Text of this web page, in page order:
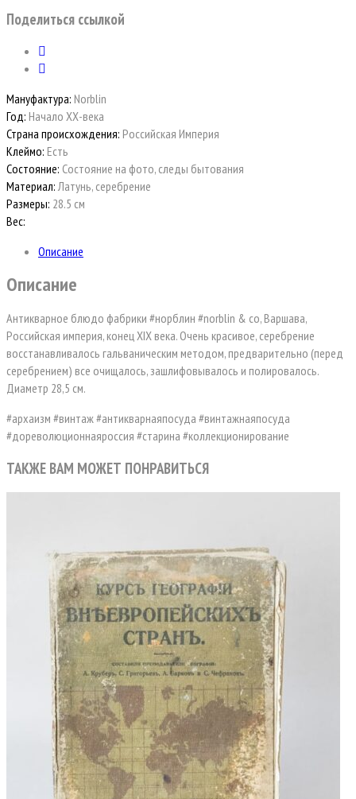
Поделиться ссылкой
Мануфактура: Norblin
Год: Начало ХХ-века
Страна происхождения: Российская Империя
Клеймо: Есть
Состояние: Состояние на фото, следы бытования
Материал: Латунь, серебрение
Размеры: 28.5 см
Вес:
Описание
Описание
Антикварное блюдо фабрики #норблин #norblin & со, Варшава,
Российская империя, конец XIX века. Очень красивое, серебрение
восстанавливалось гальваническим методом, предварительно (перед
серебрением) все очищалось, зашлифовывалось и полировалось.
Диаметр 28,5 см.
#архаизм #винтаж #антикварнаяпосуда #винтажнаяпосуда
#дореволюционнаяроссия #старина #коллекционирование
ТАКЖЕ ВАМ МОЖЕТ ПОНРАВИТЬСЯ